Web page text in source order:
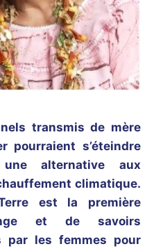
transmis de mère
pourraient s’éteindre
alternative aux
climatique.
est la première
et de savoirs
par les femmes pour